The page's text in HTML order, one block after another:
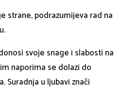
strane, podrazumijeva rad na
svoje snage i slabosti na
naporima se dolazi do
Suradnja u ljubavi znači